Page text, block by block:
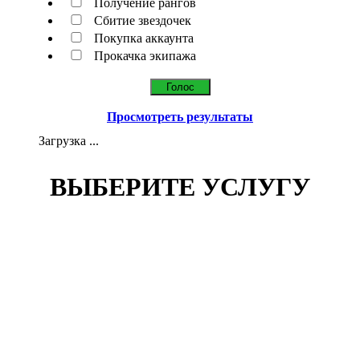
Получение рангов
Сбитие звездочек
Покупка аккаунта
Прокачка экипажа
Просмотреть результаты
Загрузка ...
ВЫБЕРИТЕ УСЛУГУ